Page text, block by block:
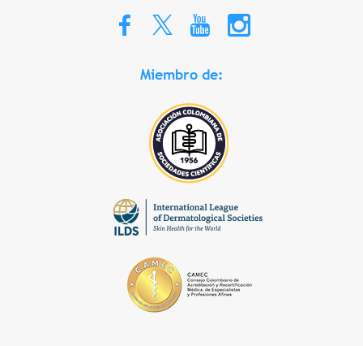
Miembro de: